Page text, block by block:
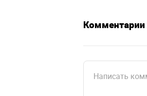
Комментарии